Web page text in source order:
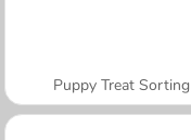
Puppy Treat Sorting